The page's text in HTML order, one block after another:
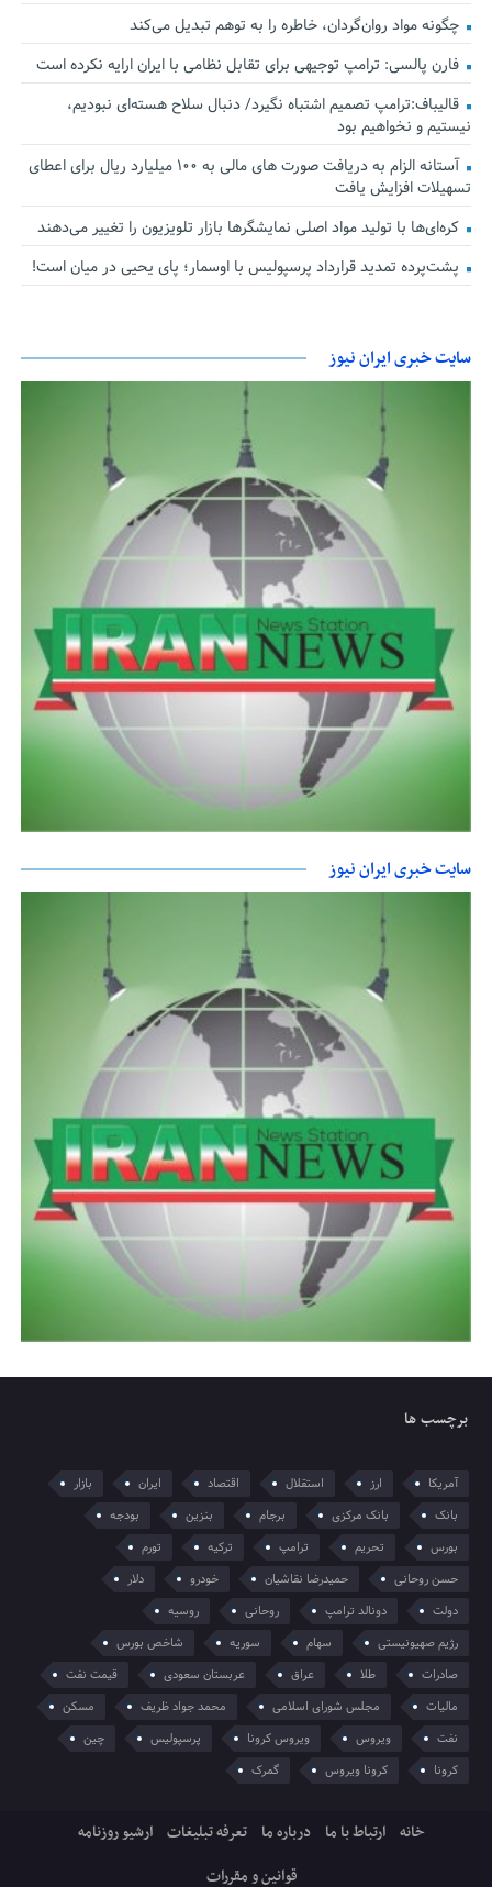
چگونه مواد روان‌گردان، خاطره را به توهم تبدیل می‌کند
فارن پالسی: ترامپ توجیهی برای تقابل نظامی با ایران ارایه نکرده است
قالیباف:ترامپ تصمیم اشتباه نگیرد/ دنبال سلاح هسته‌ای نبودیم،
نیستیم و نخواهیم بود
آستانه الزام به دریافت صورت های مالی به ۱۰۰ میلیارد ریال برای اعطای
تسهیلات افزایش یافت
کره‌ای‌ها با تولید مواد اصلی نمایشگرها بازار تلویزیون را تغییر می‌دهند
پشت‌پرده تمدید قرارداد پرسپولیس با اوسمار؛ پای یحیی در میان است!
سایت خبری ایران نیوز
سایت خبری ایران نیوز
برچسب ها
آمریکا ارز استقلال اقتصاد ایران
بازار
بانک
بانک مرکزی برجام بنزین
بودجه
بورس
تحریم ترامپ ترکیه
تورم
حسن روحانی
حمیدرضا نقاشیان خودرو
دلار
دولت
دونالد ترامپ روحانی
روسیه
رژیم صهیونیستی
سهام سوریه
شاخص بورس
صادرات
طلا عراق عربستان سعودی
قیمت نفت
مالیات
مجلس شورای اسلامی محمد جواد ظریف
مسکن
نفت
ویروس ویروس کرونا پرسپولیس
چین
کرونا
کرونا ویروس گمرک
خانه ارتباط با ما درباره ما تعرفه تبلیغات ارشیو روزنامه
قوانین و مقررات